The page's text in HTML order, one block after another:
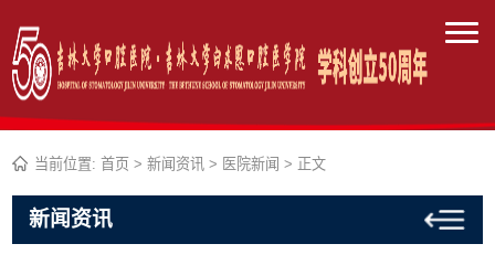
当前位置:首页 >新闻资讯 > 医院新闻 > 正文
新闻资讯